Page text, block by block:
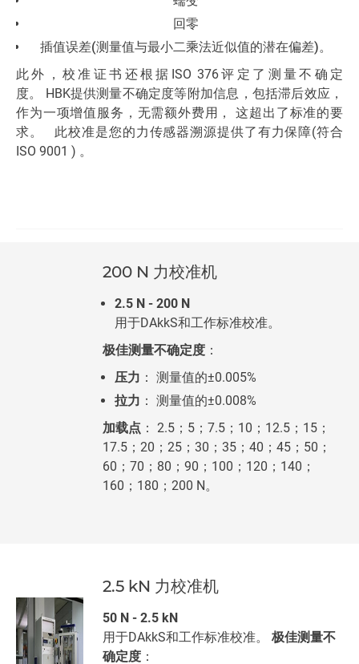
回零
插值误差(测量值与最小二乘法近似值的潜在偏差)。
此外，校准证书还根据ISO 376评定了测量不确定
度。 HBK提供测量不确定度等附加信息，包括滞后效应，
作为一项增值服务，无需额外费用， 这超出了标准的要
求。 此校准是您的力传感器溯源提供了有力保障(符合
ISO 9001 ) 。
200 N 力校准机
2.5 N - 200 N
用于DAkkS和工作标准校准。
极佳测量不确定度 ：
压力 ： 测量值的±0.005%
拉力 ： 测量值的±0.008%
加载点 ： 2.5；5；7.5；10；12.5；15；
17.5；20；25；30；35；40；45；50；
60；70；80；90；100；120；140；
160；180；200 N。
2.5 kN 力校准机
50 N - 2.5 kN
用于DAkkS和工作标准校准。 极佳测量不
确定度：